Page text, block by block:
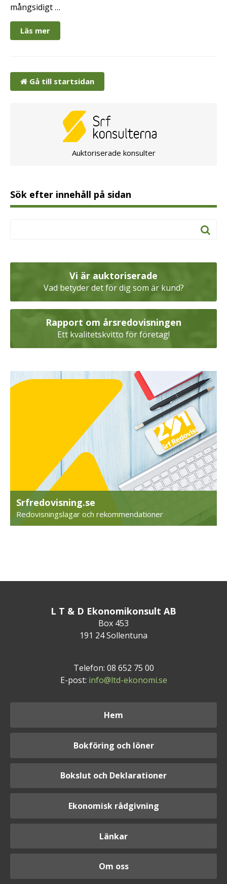
mångsidigt …
Läs mer
Gå till startsidan
Auktoriserade konsulter
Sök efter innehåll på sidan
Vi är auktoriserade
Vad betyder det för dig som är kund?
Rapport om årsredovisningen
Ett kvalitetskvitto för företag!
Srfredovisning.se
Redovisningslagar och rekommendationer
L T & D Ekonomikonsult AB
Box 453
191 24 Sollentuna
Telefon: 08 652 75 00
E-post: info@ltd-ekonomi.se
Hem
Bokföring och löner
Bokslut och Deklarationer
Ekonomisk rådgivning
Länkar
Om oss